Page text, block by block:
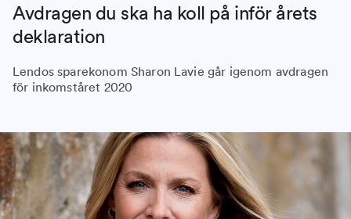
Avdragen du ska ha koll på inför årets
deklaration
Lendos sparekonom Sharon Lavie går igenom avdragen
för inkomståret 2020